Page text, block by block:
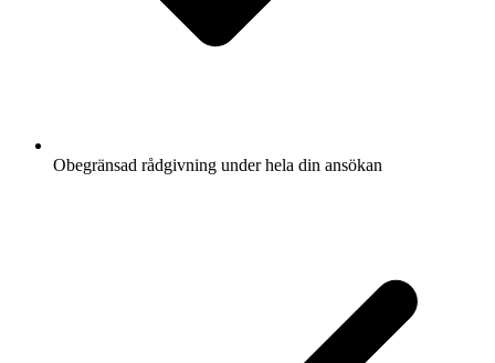
Obegränsad rådgivning under hela din ansökan